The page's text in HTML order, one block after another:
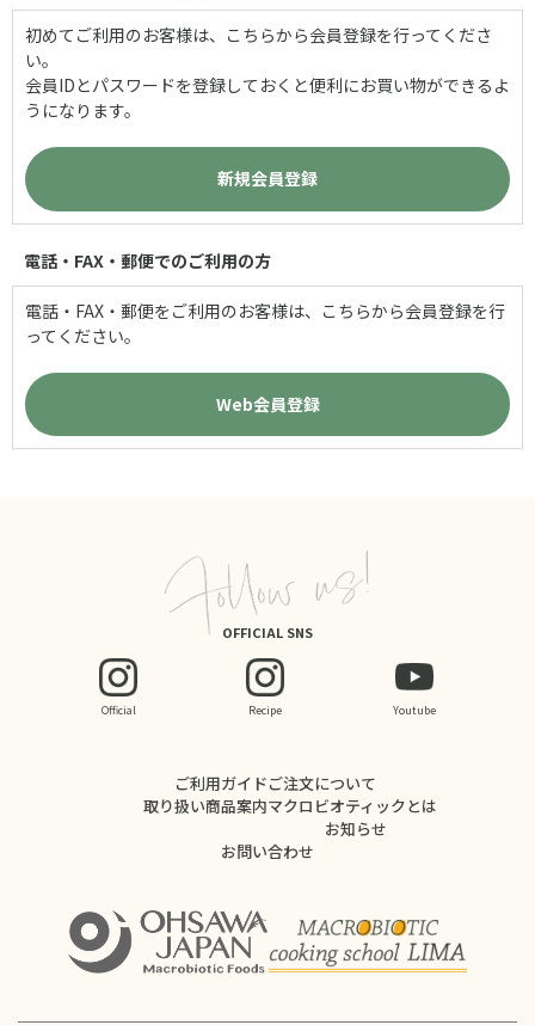
初めてご利用のお客様は、こちらから会員登録を行ってくださ
い。
会員IDとパスワードを登録しておくと便利にお買い物ができるよ
うになります。
電話・FAX・郵便でのご利用の方
電話・FAX・郵便をご利用のお客様は、こちらから会員登録を行
ってください。
OFFICIAL SNS
Official Recipe Youtube
ご利用ガイドご注文について
取り扱い商品案内マクロビオティックとは
お知らせ
お問い合わせ